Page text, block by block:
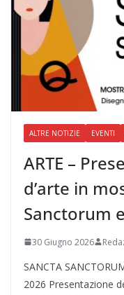
ALTRE NOTIZIE EVENTI
ARTE –
d’arte in
Sanctorum
30 Giugno 2026
SANCTA
2026 Presentazione